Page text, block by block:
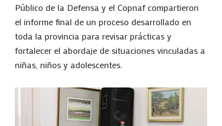
Público de la Defensa y el Copnaf compartieron
el informe final de un proceso desarrollado en
toda la provincia para revisar prácticas y
fortalecer el abordaje de situaciones vinculadas a
niñas, niños y adolescentes.